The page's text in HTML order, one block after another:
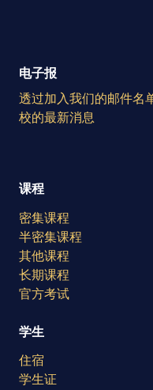
电子报
透过加入我们的邮件名
校的最新消息
课程
密集课程
半密集课程
其他课程
长期课程
官方考试
学生
住宿
学生证